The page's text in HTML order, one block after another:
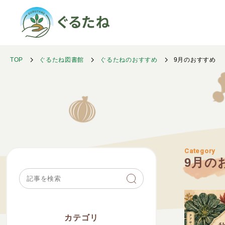
TOP ぐるたね図書館 ぐるたねのおすすめ 9月のおすすめ
カテゴリ
Category
9月の